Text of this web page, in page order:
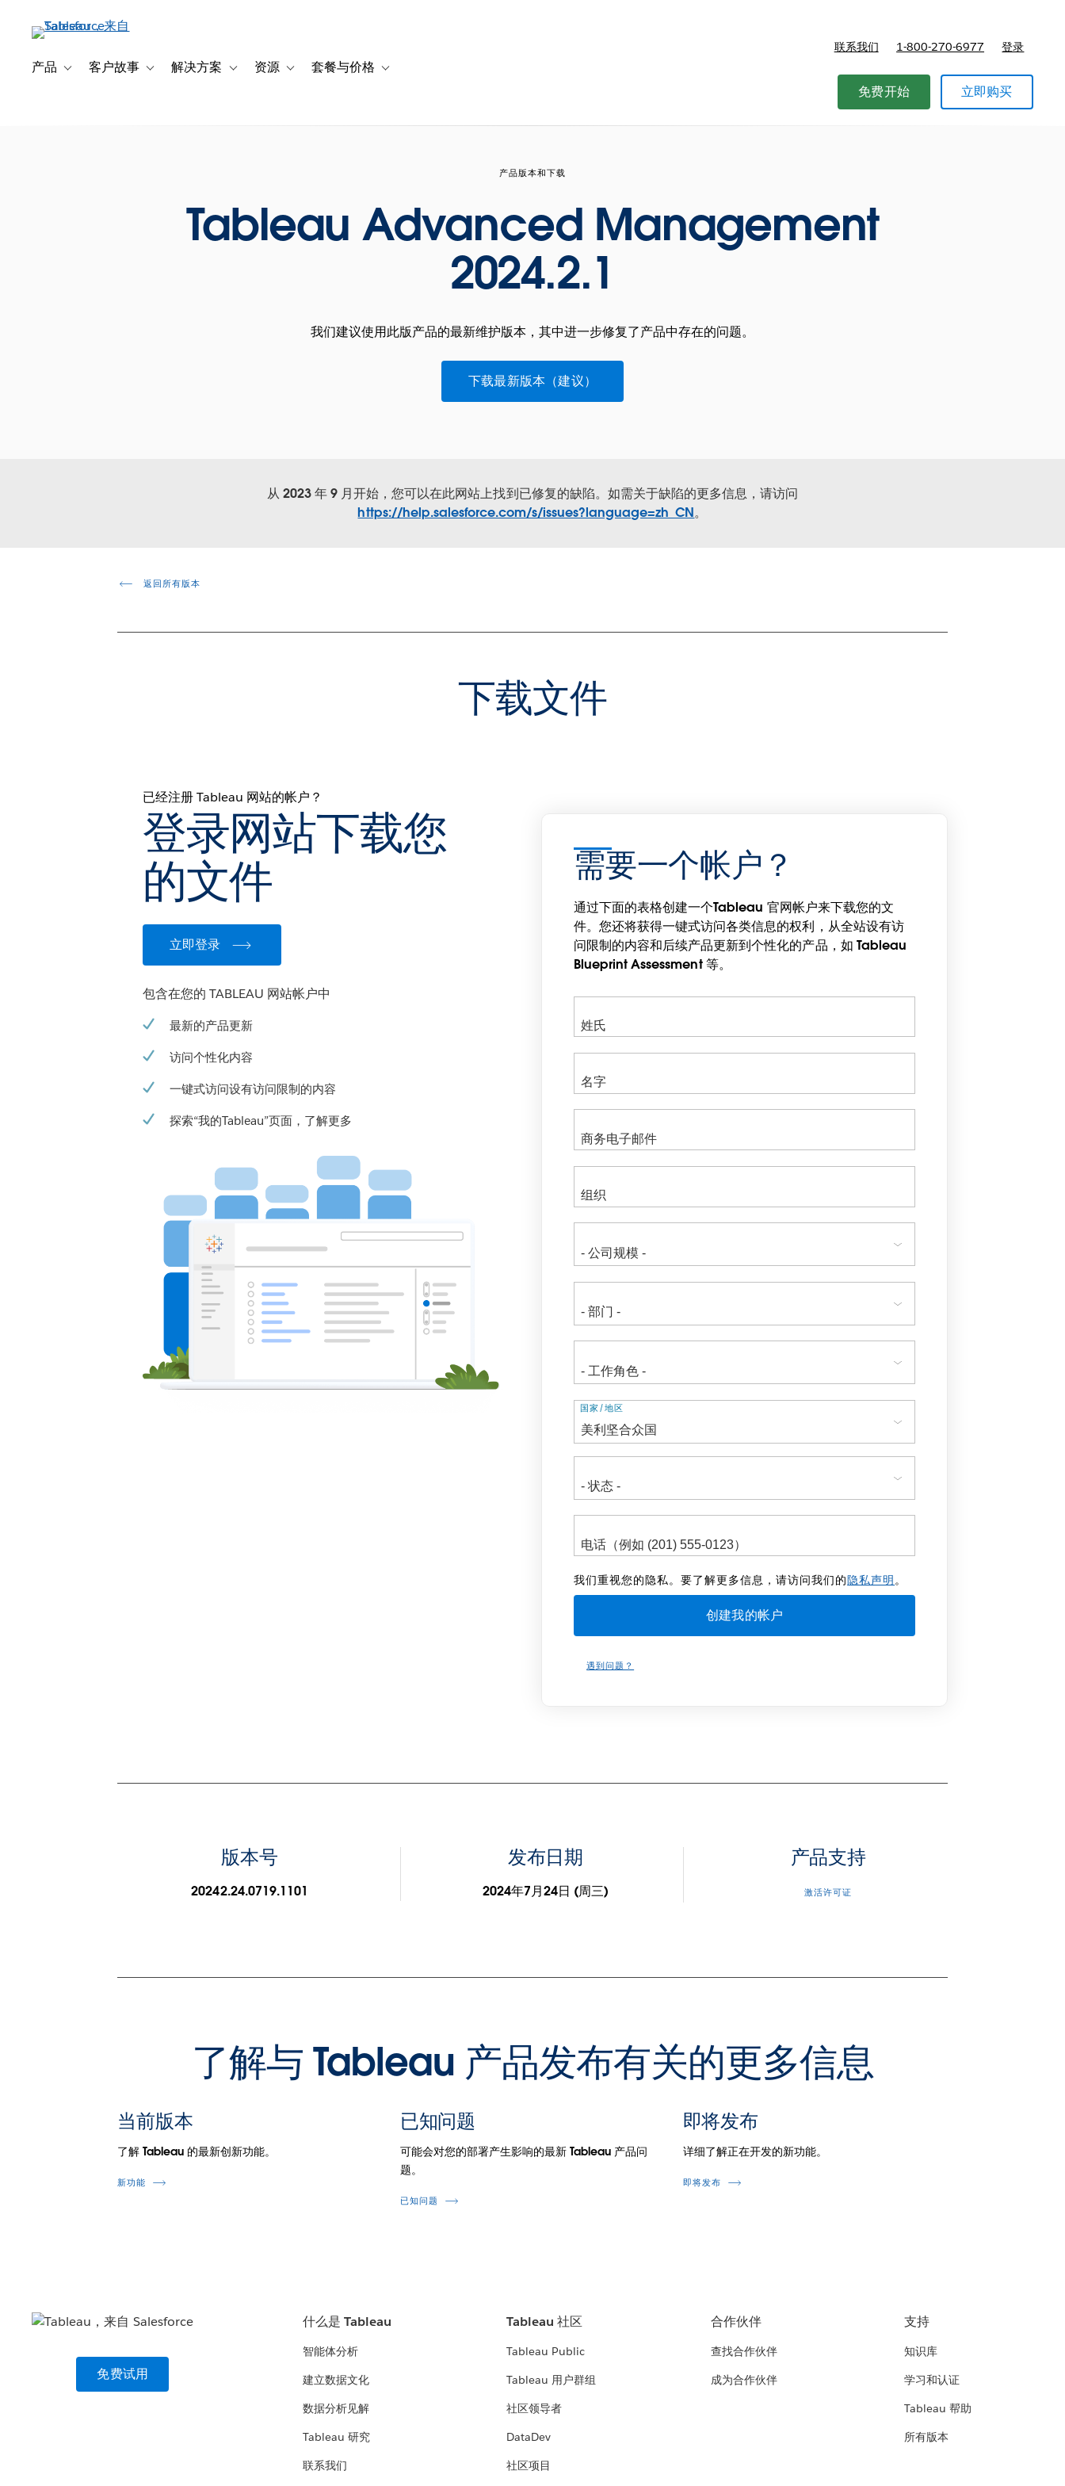
产品 Toggle sub-navigation for 产品
客户故事 Toggle sub-navigation for 客户故事
解决方案 Toggle sub-navigation for 解决方案
资源 Toggle sub-navigation for 资源
套餐与价格 Toggle sub-navigation for 套餐与价格
联系我们 1-800-270-6977 登录
免费开始 立即购买
产品版本和下载
Tableau Advanced Management
2024.2.1
我们建议使用此版产品的最新维护版本，其中进一步修复了产品中存在的问题。
下载最新版本（建议）
从 2023 年 9 月开始，您可以在此网站上找到已修复的缺陷。如需关于缺陷的更多信息，请访问
https://help.salesforce.com/s/issues?language=zh_CN。
返回所有版本
下载文件
已经注册 Tableau 网站的帐户？
登录网站下载您
的文件
立即登录
包含在您的 TABLEAU 网站帐户中
最新的产品更新
访问个性化内容
一键式访问设有访问限制的内容
探索“我的Tableau”页面，了解更多
需要一个帐户？
通过下面的表格创建一个Tableau 官网帐户来下载您的文
件。您还将获得一键式访问各类信息的权利，从全站设有访
问限制的内容和后续产品更新到个性化的产品，如 Tableau
Blueprint Assessment 等。
地
址
国家/地区
我们重视您的隐私。要了解更多信息，请访问我们的隐私声明。
遇到问题？
版本号
20242.24.0719.1101
发布日期
2024年7月24日 (周三)
产品支持
激活许可证
了解与 Tableau 产品发布有关的更多信息
当前版本
了解 Tableau 的最新创新功能。
新功能
已知问题
可能会对您的部署产生影响的最新 Tableau 产品问
题。
已知问题
即将发布
详细了解正在开发的新功能。
即将发布
免费试用
什么是 Tableau
智能体分析
建立数据文化
数据分析见解
Tableau 研究
联系我们
Tableau 社区
Tableau Public
Tableau 用户群组
社区领导者
DataDev
社区项目
合作伙伴
查找合作伙伴
成为合作伙伴
支持
知识库
学习和认证
Tableau 帮助
所有版本